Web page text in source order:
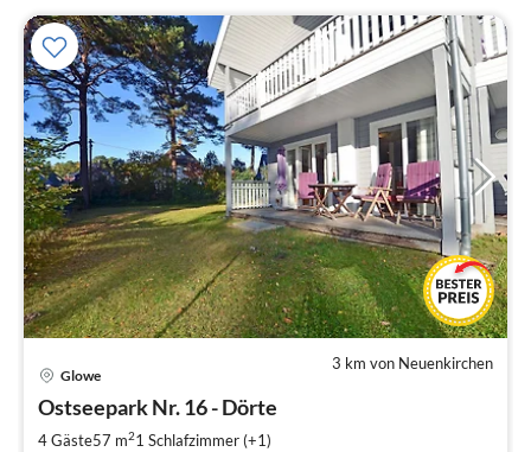
3 km von Neuenkirchen
Glowe
Ostseepark Nr. 16 - Dörte
4 Gäste57 m21 Schlafzimmer (+1)